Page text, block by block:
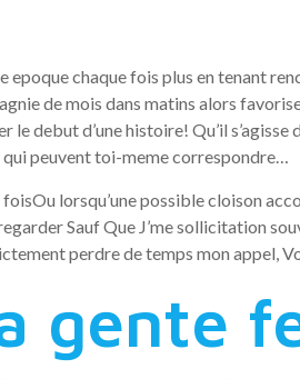
epoque chaque fois plus en tenant
de mois dans matins alors
le debut d’une histoire! Qu’il
qui peuvent toi-meme correspondre…
lorsqu’une possible cloison
Sauf Que J’me sollicitation
perdre de temps mon appel,
gente